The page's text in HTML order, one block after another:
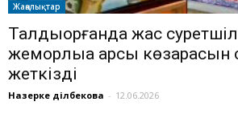
Жаңалықтар
Талдықорғанда жас
жемқорлыққа қарсы
жеткізді
Назерке Әділбекова - 12.06.2026